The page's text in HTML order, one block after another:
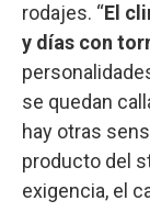
rodajes. “El
y días con
se quedan
hay otras
producto del
exigencia, el